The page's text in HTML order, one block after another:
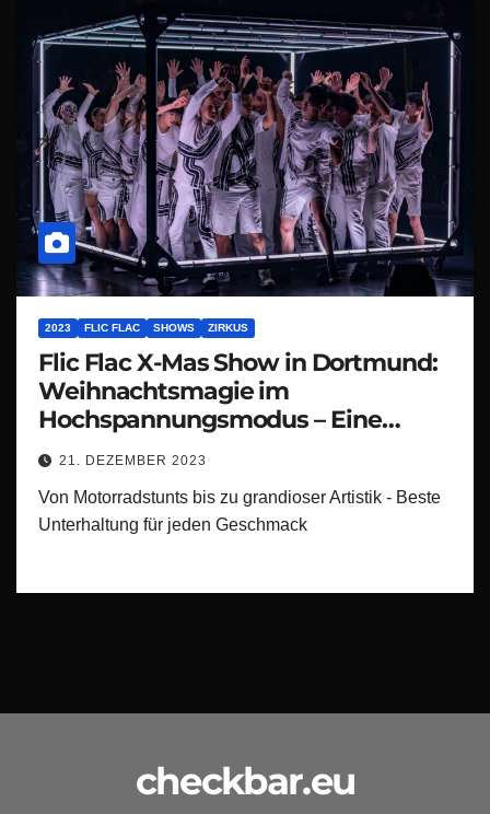
2023 FLIC FLAC SHOWS ZIRKUS
Flic Flac X-Mas Show in Dortmund:
Weihnachtsmagie im
Hochspannungsmodus – Eine
spektakuläre X-mas Show, die den
Festtagstrubel zum Beben bringt!
21. DEZEMBER 2023
Von Motorradstunts bis zu grandioser Artistik - Beste
Unterhaltung für jeden Geschmack
checkbar.eu